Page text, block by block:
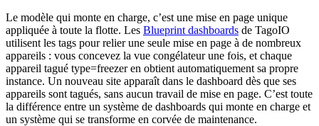
Le modèle qui monte en charge, c’est une mise en page unique
appliquée à toute la flotte. Les Blueprint dashboards de TagoIO
utilisent les tags pour relier une seule mise en page à de nombreux
appareils : vous concevez la vue congélateur une fois, et chaque
appareil tagué type=freezer en obtient automatiquement sa propre
instance. Un nouveau site apparaît dans le dashboard dès que ses
appareils sont tagués, sans aucun travail de mise en page. C’est toute
la différence entre un système de dashboards qui monte en charge et
un système qui se transforme en corvée de maintenance.